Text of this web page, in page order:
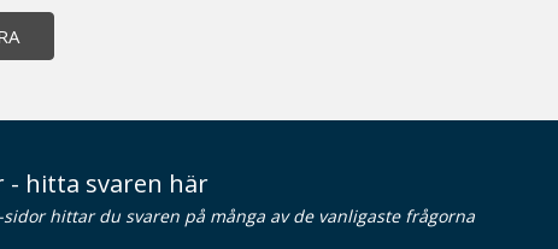
- hitta svaren här
hittar du svaren på många av de vanligaste frågorna